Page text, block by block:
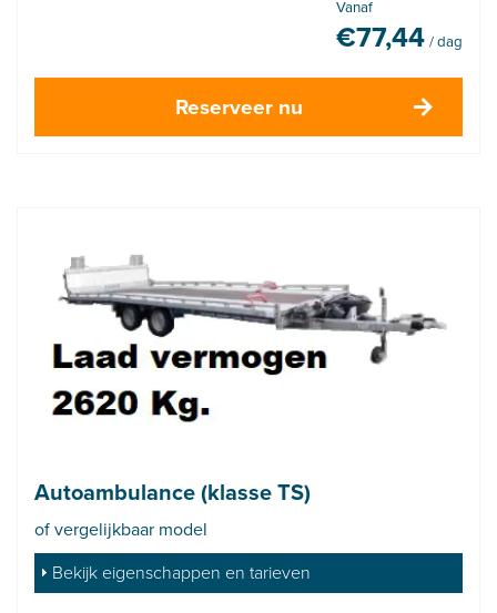
Vanaf
€77,44 / dag
Reserveer nu
Autoambulance (klasse TS)
of vergelijkbaar model
Bekijk eigenschappen en tarieven